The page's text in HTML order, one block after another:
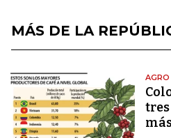
MÁS DE LA
AGRO
tres